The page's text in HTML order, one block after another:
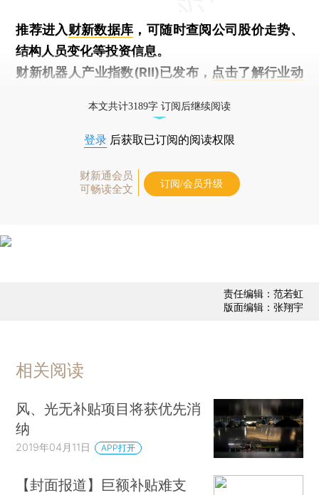
推荐进入财新数据库 ，可随时查阅公司股价走势、
结构人员变化等投资信息。
财新机器人产业指数(RII)已发布， 点击了解行业动
本文共计3189字 订阅后继续阅读
登录 后获取已订阅的阅读权限
财新通会员
可畅读全文
订阅/会员升级
责任编辑：范若虹
版面编辑：张翔宇
相关阅读
风、光无补贴项目将获优先消
纳
2019年04月11日 APP打开
【封面报道】巨额补贴难支